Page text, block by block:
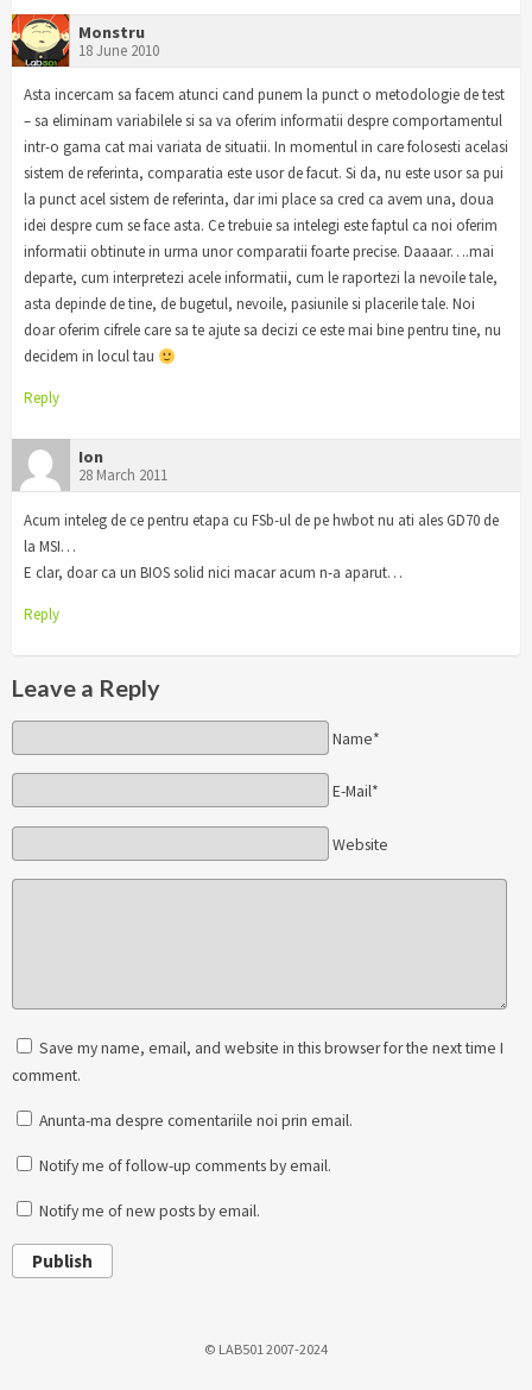
Monstru
18 June 2010
Asta incercam sa facem atunci cand punem la punct o metodologie de test
– sa eliminam variabilele si sa va oferim informatii despre comportamentul
intr-o gama cat mai variata de situatii. In momentul in care folosesti acelasi
sistem de referinta, comparatia este usor de facut. Si da, nu este usor sa pui
la punct acel sistem de referinta, dar imi place sa cred ca avem una, doua
idei despre cum se face asta. Ce trebuie sa intelegi este faptul ca noi oferim
informatii obtinute in urma unor comparatii foarte precise. Daaaar….mai
departe, cum interpretezi acele informatii, cum le raportezi la nevoile tale,
asta depinde de tine, de bugetul, nevoile, pasiunile si placerile tale. Noi
doar oferim cifrele care sa te ajute sa decizi ce este mai bine pentru tine, nu
decidem in locul tau
Reply
Ion
28 March 2011
Acum inteleg de ce pentru etapa cu FSb-ul de pe hwbot nu ati ales GD70 de
la MSI…
E clar, doar ca un BIOS solid nici macar acum n-a aparut…
Reply
Leave a Reply
Name*
E-Mail*
Website
Save my name, email, and website in this browser for the next time I
comment.
Anunta-ma despre comentariile noi prin email.
Notify me of follow-up comments by email.
Notify me of new posts by email.
Publish
© LAB501 2007-2024